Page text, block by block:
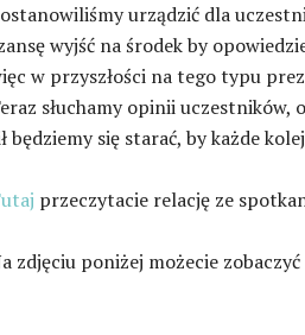
urządzić dla
wyjść na środek by
w przyszłości na tego typu
słuchamy opinii uczestników,
będziemy się starać, by każde
przeczytacie relację ze
zdjęciu poniżej możecie